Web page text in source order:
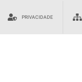
PRIVACIDADE